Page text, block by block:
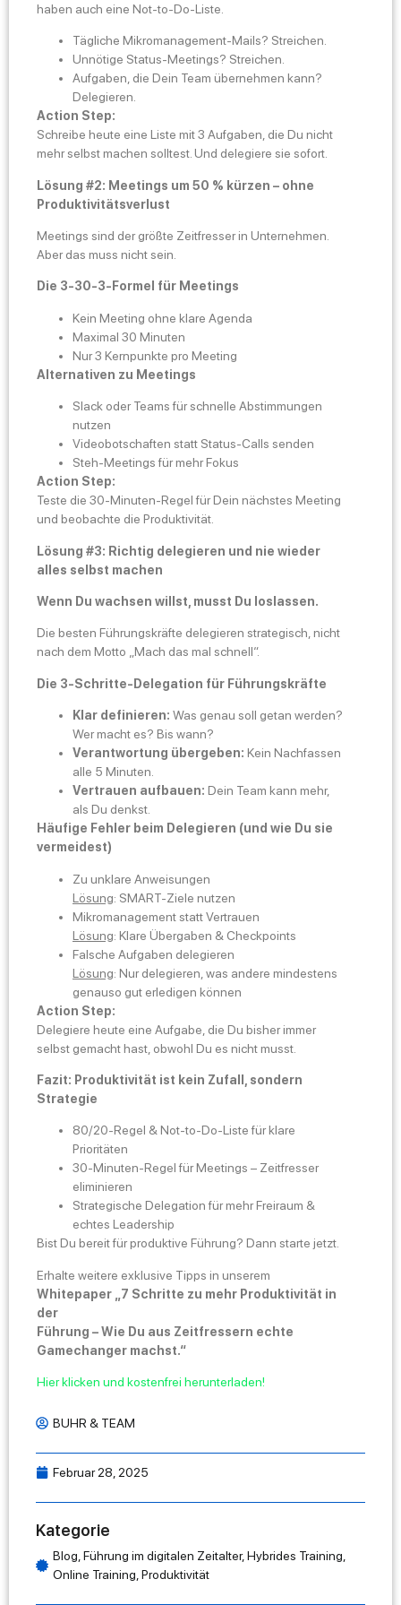
haben auch eine Not-to-Do-Liste.
Tägliche Mikromanagement-Mails? Streichen.
Unnötige Status-Meetings? Streichen.
Aufgaben, die Dein Team übernehmen kann?
Delegieren.
Action Step:
Schreibe heute eine Liste mit 3 Aufgaben, die Du nicht
mehr selbst machen solltest. Und delegiere sie sofort.
Lösung #2: Meetings um 50 % kürzen – ohne
Produktivitätsverlust
Meetings sind der größte Zeitfresser in Unternehmen.
Aber das muss nicht sein.
Die 3-30-3-Formel für Meetings
Kein Meeting ohne klare Agenda
Maximal 30 Minuten
Nur 3 Kernpunkte pro Meeting
Alternativen zu Meetings
Slack oder Teams für schnelle Abstimmungen
nutzen
Videobotschaften statt Status-Calls senden
Steh-Meetings für mehr Fokus
Action Step:
Teste die 30-Minuten-Regel für Dein nächstes Meeting
und beobachte die Produktivität.
Lösung #3: Richtig delegieren und nie wieder
alles selbst machen
Wenn Du wachsen willst, musst Du loslassen.
Die besten Führungskräfte delegieren strategisch, nicht
nach dem Motto „Mach das mal schnell“.
Die 3-Schritte-Delegation für Führungskräfte
Klar definieren: Was genau soll getan werden?
Wer macht es? Bis wann?
Verantwortung übergeben: Kein Nachfassen
alle 5 Minuten.
Vertrauen aufbauen: Dein Team kann mehr,
als Du denkst.
Häufige Fehler beim Delegieren (und wie Du sie
vermeidest)
Zu unklare Anweisungen
Lösung: SMART-Ziele nutzen
Mikromanagement statt Vertrauen
Lösung: Klare Übergaben & Checkpoints
Falsche Aufgaben delegieren
Lösung: Nur delegieren, was andere mindestens
genauso gut erledigen können
Action Step:
Delegiere heute eine Aufgabe, die Du bisher immer
selbst gemacht hast, obwohl Du es nicht musst.
Fazit: Produktivität ist kein Zufall, sondern
Strategie
80/20-Regel & Not-to-Do-Liste für klare
Prioritäten
30-Minuten-Regel für Meetings – Zeitfresser
eliminieren
Strategische Delegation für mehr Freiraum &
echtes Leadership
Bist Du bereit für produktive Führung? Dann starte jetzt.
Erhalte weitere exklusive Tipps in unserem
Whitepaper „7 Schritte zu mehr Produktivität in
der
Führung – Wie Du aus Zeitfressern echte
Gamechanger machst.“
Hier klicken und kostenfrei herunterladen!
BUHR & TEAM
Februar 28, 2025
Kategorie
Blog Führung im digitalen Zeitalter, Hybrides Training
Online Training Produktivität